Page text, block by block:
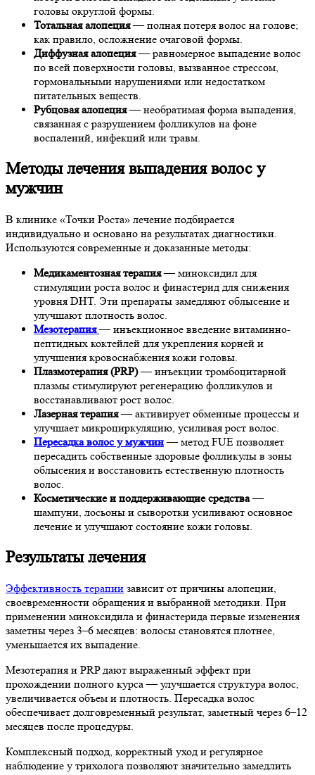
головы округлой формы.
Тотальная алопеция— полная потеря волос на голове;
как правило, осложнение очаговой формы.
Диффузная алопеция— равномерное выпадение волос
по всей поверхности головы, вызванное стрессом,
гормональными нарушениями или недостатком
питательных веществ.
Рубцовая алопеция— необратимая форма выпадения,
связанная с разрушением фолликулов на фоне
воспалений, инфекций или травм.
Методы лечения выпадения волос у
мужчин
В клинике «Точки Роста» лечение подбирается
индивидуально и основано на результатах диагностики.
Используются современные и доказанные методы:
Медикаментозная терапия— миноксидил для
стимуляции роста волос и финастерид для снижения
уровня DHT. Эти препараты замедляют облысение и
улучшают плотность волос.
Мезотерапия — инъекционное введение витаминно-
пептидных коктейлей для укрепления корней и
улучшения кровоснабжения кожи головы.
Плазмотерапия (PRP)— инъекции тромбоцитарной
плазмы стимулируют регенерацию фолликулов и
восстанавливают рост волос.
Лазерная терапия— активирует обменные процессы и
улучшает микроциркуляцию, усиливая рост волос.
Пересадка волос у мужчин— метод FUE позволяет
пересадить собственные здоровые фолликулы в зоны
облысения и восстановить естественную плотность
волос.
Косметические и поддерживающие средства—
шампуни, лосьоны и сыворотки усиливают основное
лечение и улучшают состояние кожи головы.
Результаты лечения
Эффективность терапии зависит от причины алопеции,
своевременности обращения и выбранной методики. При
применении миноксидила и финастерида первые изменения
заметны через 3–6 месяцев: волосы становятся плотнее,
уменьшается их выпадение.
Мезотерапия и PRP дают выраженный эффект при
прохождении полного курса — улучшается структура волос,
увеличивается объем и плотность. Пересадка волос
обеспечивает долговременный результат, заметный через 6–12
месяцев после процедуры.
Комплексный подход, корректный уход и регулярное
наблюдение у трихолога позволяют значительно замедлить